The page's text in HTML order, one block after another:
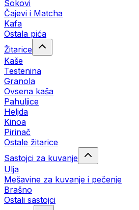
Sokovi
Čajevi i Matcha
Kafa
Ostala pića
Žitarice
Kaše
Testenina
Granola
Ovsena kaša
Pahuljice
Heljda
Kinoa
Pirinač
Ostale žitarice
Sastojci za kuvanje
Ulja
Mešavine za kuvanje i pečenje
Brašno
Ostali sastojci